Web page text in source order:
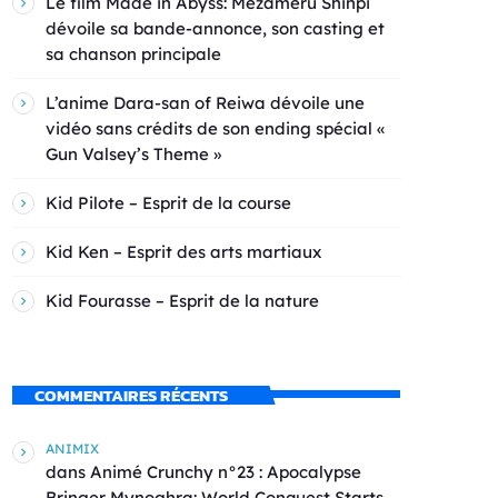
dévoile sa bande-annonce, son casting et
sa chanson principale
L’anime Dara-san of Reiwa dévoile une
vidéo sans crédits de son ending spécial «
Gun Valsey’s Theme »
Kid Pilote – Esprit de la course
Kid Ken – Esprit des arts martiaux
Kid Fourasse – Esprit de la nature
COMMENTAIRES RÉCENTS
ANIMIX
dans Animé Crunchy n°23 : Apocalypse